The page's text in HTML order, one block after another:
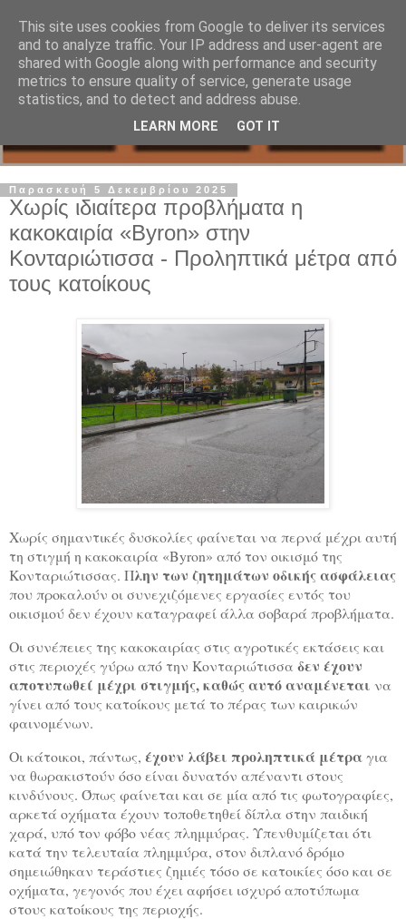
Παρασκευή 5 Δεκεμβρίου 2025
Χωρίς ιδιαίτερα προβλήματα η
κακοκαιρία «Byron» στην
Κονταριώτισσα - Προληπτικά μέτρα από
τους κατοίκους
Χωρίς σημαντικές δυσκολίες φαίνεται να περνά μέχρι αυτή
τη στιγμή η κακοκαιρία «Byron» από τον οικισμό της
Κονταριώτισσας. Πλην των ζητημάτων οδικής ασφάλειας
που προκαλούν οι συνεχιζόμενες εργασίες εντός του
οικισμού δεν έχουν καταγραφεί άλλα σοβαρά προβλήματα.
Οι συνέπειες της κακοκαιρίας στις αγροτικές εκτάσεις και
στις περιοχές γύρω από την Κονταριώτισσα δεν έχουν
αποτυπωθεί μέχρι στιγμής, καθώς αυτό αναμένεται να
γίνει από τους κατοίκους μετά το πέρας των καιρικών
φαινομένων.
Οι κάτοικοι, πάντως, έχουν λάβει προληπτικά μέτραγια
να θωρακιστούν όσο είναι δυνατόν απέναντι στους
κινδύνους. Όπως φαίνεται και σε μία από τις φωτογραφίες,
αρκετά οχήματα έχουν τοποθετηθεί δίπλα στην παιδική
χαρά, υπό τον φόβο νέας πλημμύρας. Υπενθυμίζεται ότι
κατά την τελευταία πλημμύρα, στον διπλανό δρόμο
σημειώθηκαν τεράστιες ζημιές τόσο σε κατοικίες όσο και σε
οχήματα, γεγονός που έχει αφήσει ισχυρό αποτύπωμα
στους κατοίκους της περιοχής.
This site uses cookies from Google to deliver its services
and to analyze traffic. Your IP address and user-agent are
shared with Google along with performance and security
metrics to ensure quality of service, generate usage
statistics, and to detect and address abuse.
LEARN MORE GOT IT